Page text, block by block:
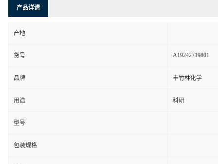
产品详请
产地
货号 A19242719801
品牌 丰竹林化学
用途 科研
型号
包装规格